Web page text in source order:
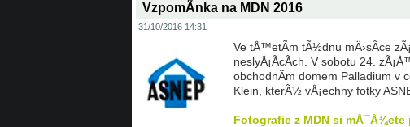
VzpomÃ­nka na MDN 2016
31/10/2016 14:31
Ve tÅ™etÃ­m tÃ½dnu mÄ›sÃ­ce
neslyÅ¡Ã­cÃ­ch. V sobotu 24.
obchodnÃ­m domem Palladium v
Klein, kterÃ½ vÅ¡echny fotky
Fotografie z MDN si